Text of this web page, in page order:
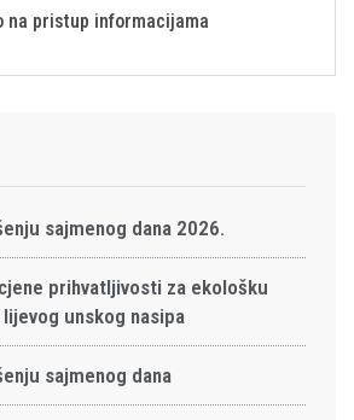
na pristup informacijama
sajmenog dana 2026.
prihvatljivosti za ekološku
unskog nasipa
sajmenog dana